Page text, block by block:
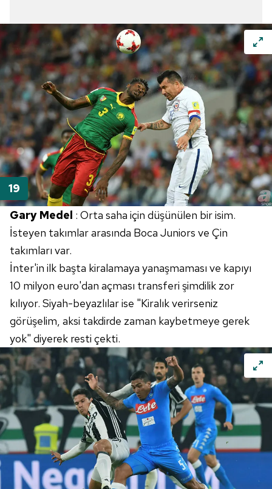
Gary Medel : Orta saha için düşünülen bir isim.
İsteyen takımlar arasında Boca Juniors ve Çin
takımları var.
İnter'in ilk başta kiralamaya yanaşmaması ve kapıyı
10 milyon euro'dan açması transferi şimdilik zor
kılıyor. Siyah-beyazlılar ise "Kiralık verirseniz
görüşelim, aksi takdirde zaman kaybetmeye gerek
yok" diyerek resti çekti.